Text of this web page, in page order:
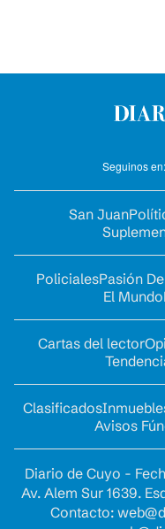
Seguinos en:
San Juan
PolicialesPasión
El Mundo
Cartas del lector
Clasificados
Avisos
Diario de Cuyo -
Av. Alem Sur 1639.
Contacto: